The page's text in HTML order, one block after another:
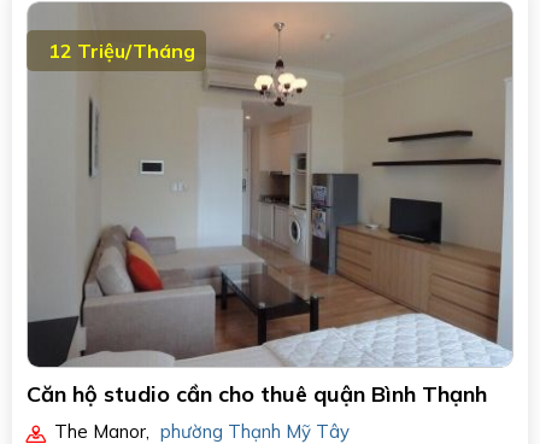
12 Triệu/Tháng
Căn hộ studio cần cho thuê quận Bình Thạnh
The Manor
phường Thạnh Mỹ Tây